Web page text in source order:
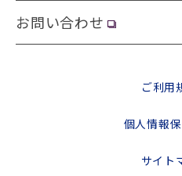
お問い合わせ
ご利用
個人情報
サイト